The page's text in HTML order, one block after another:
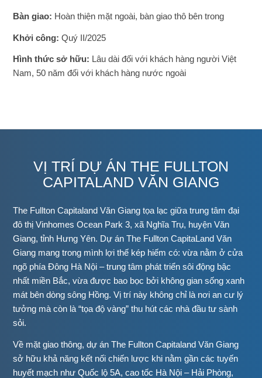
Bàn giao: Hoàn thiện mặt ngoài, bàn giao thô bên trong
Khởi công: Quý II/2025
Hình thức sở hữu: Lâu dài đối với khách hàng người Việt
Nam, 50 năm đối với khách hàng nước ngoài
VỊ TRÍ DỰ ÁN THE FULLTON
CAPITALAND VĂN GIANG
The Fullton Capitaland Văn Giang tọa lạc giữa trung tâm đại
đô thị Vinhomes Ocean Park 3, xã Nghĩa Trụ, huyện Văn
Giang, tỉnh Hưng Yên. Dự án The Fullton CapitaLand Văn
Giang mang trong mình lợi thế kép hiếm có: vừa nằm ở cửa
ngõ phía Đông Hà Nội – trung tâm phát triển sôi động bậc
nhất miền Bắc, vừa được bao bọc bởi không gian sống xanh
mát bên dòng sông Hồng. Vị trí này không chỉ là nơi an cư lý
tưởng mà còn là “tọa độ vàng” thu hút các nhà đầu tư sành
sỏi.
Về mặt giao thông, dự án The Fullton Capitaland Văn Giang
sở hữu khả năng kết nối chiến lược khi nằm gần các tuyến
huyết mạch như Quốc lộ 5A, cao tốc Hà Nội – Hải Phòng,